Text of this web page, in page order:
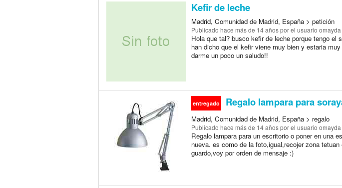
Kefir de leche
Madrid, Comunidad de Madrid, España > petición
Publicado hace más de 14 añospor el usuario omayda
Hola que tal? busco kefir de leche porque tengo el
han dicho que el kefir viene muy bien y estaria
darme un poco un saludo!!
entregado Regalo lampara para
Madrid, Comunidad de Madrid, España > regalo
Publicado hace más de 14 añospor el usuario omayda
Regalo lampara para un escritorio o poner en una
nueva. es como de la foto,igual,recojer zona
guardo,voy por orden de mensaje :)